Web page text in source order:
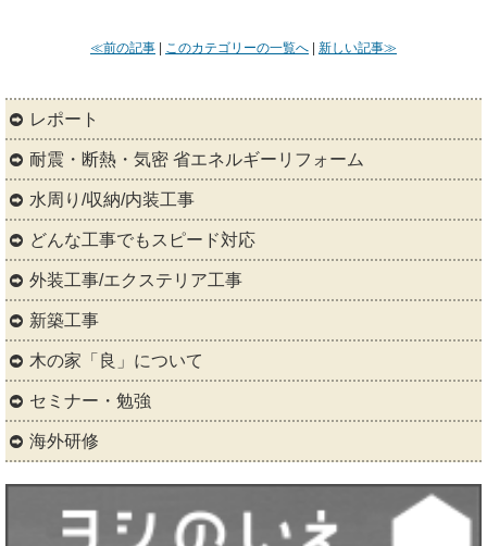
≪前の記事 このカテゴリーの一覧へ 新しい記事≫
レポート
耐震・断熱・気密 省エネルギーリフォーム
水周り/収納/内装工事
どんな工事でもスピード対応
外装工事/エクステリア工事
新築工事
木の家「良」について
セミナー・勉強
海外研修